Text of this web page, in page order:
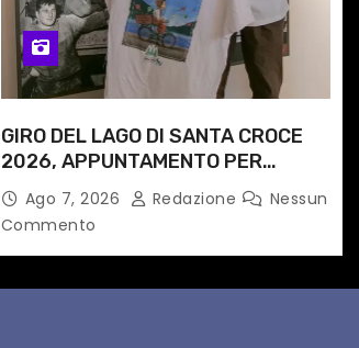
GIRO DEL LAGO DI SANTA CROCE
2026, APPUNTAMENTO PER
DOMENICA 16 AGOSTO
Ago 7, 2026 Redazione
Nessun
Commento